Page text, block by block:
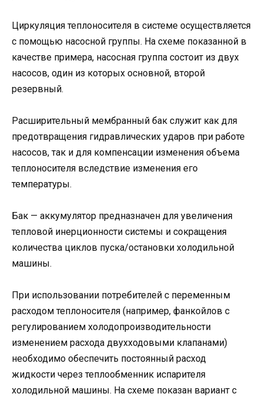
Циркуляция теплоносителя в системе осуществляется
с помощью насосной группы. На схеме показанной в
качестве примера, насосная группа состоит из двух
насосов, один из которых основной, второй
резервный.
Расширительный мембранный бак служит как для
предотвращения гидравлических ударов при работе
насосов, так и для компенсации изменения объема
теплоносителя вследствие изменения его
температуры.
Бак — аккумулятор предназначен для увеличения
тепловой инерционности системы и сокращения
количества циклов пуска/остановки холодильной
машины.
При использовании потребителей с переменным
расходом теплоносителя (например, фанкойлов с
регулированием холодопроизводительности
изменением расхода двухходовыми клапанами)
необходимо обеспечить постоянный расход
жидкости через теплообменник испарителя
холодильной машины. На схеме показан вариант с